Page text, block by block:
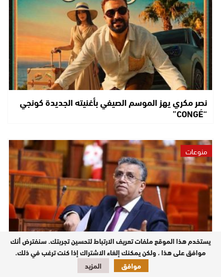
نصر مكري يهز الموسم الصيفي بأغنيته الجديدة كونجي
“CONGÉ”
منوعات
وهبي : قرينة البراءة ضمانة دستورية لا يمسها التشهير
يستخدم هذا الموقع ملفات تعريف الارتباط لتحسين تجربتك. سنفترض أنك
موافق على هذا ، ولكن يمكنك إلغاء الاشتراك إذا كنت ترغب في ذلك.
موافق
المزيد